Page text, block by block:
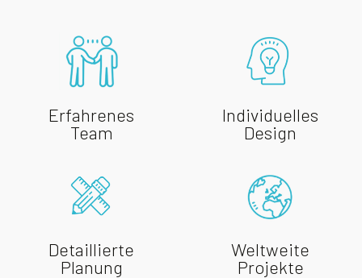
Erfahrenes
Team
Individuelles
Design
Detaillierte
Planung
Weltweite
Projekte